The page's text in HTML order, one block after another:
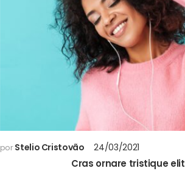
porStelio Cristovão 24/03/2021
Cras ornare tristique elit